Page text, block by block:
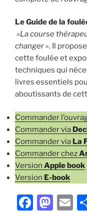
Le Guide de la
»La course
changer ». Il
cette foulée et
techniques qui
livres essentiels
aboutissants de
Commander
Commander via
Commander via La
Commander chez
Version Apple book
Version E-book
F
M E